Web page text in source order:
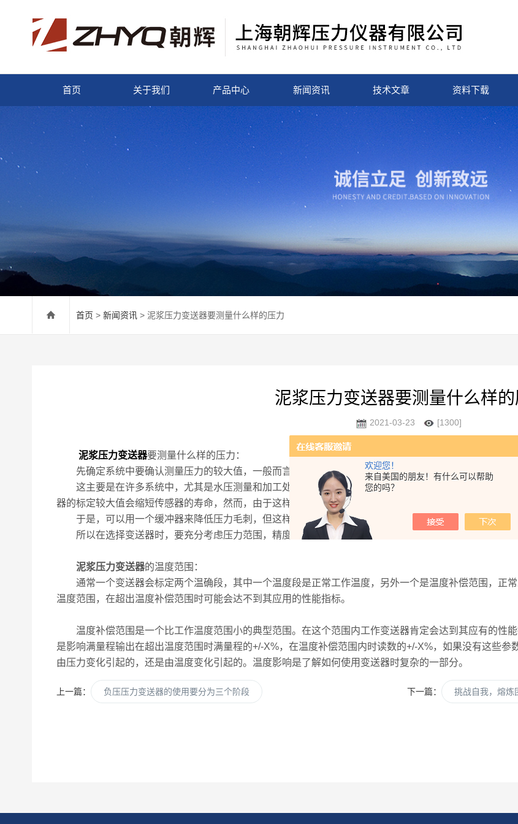
欢迎您！
来自美国的朋友！有什么可以帮助
您的吗？
首页 关于我们 产品中心 新闻资讯 技术文章 资料下载
首页 > 新闻资讯 > 泥浆压力变送器要测量什么样的压力
泥浆压力变送器要测量什么样的
2021-03-23 [1300]
泥浆压力变送器要测量什么样的压力：
先确定系统中要确认测量压力的较大值，一般而言，需要选择一个具有比较大值还要大1.5倍左右的压力
这主要是在许多系统中，尤其是水压测量和加工处理中，有峰值和持续不规则的上下波动，这种瞬间
器的标定较大值会缩短传感器的寿命，然而，由于这样做会精度下降。
于是，可以用一个缓冲器来降低压力毛刺，但这样会降低传感器的响应速度。
所以在选择变送器时，要充分考虑压力范围，精度与其稳定性。
泥浆压力变送器的温度范围：
通常一个变送器会标定两个温确段，其中一个温度段是正常工作温度，另外一个是温度补偿范围，正
温度范围，在超出温度补偿范围时可能会达不到其应用的性能指标。
温度补偿范围是一个比工作温度范围小的典型范围。在这个范围内工作变送器肯定会达到其应有的性
是影响满量程输出在超出温度范围时满量程的+/-X%，在温度补偿范围内时读数的+/-X%，如果没有这些
由压力变化引起的，还是由温度变化引起的。温度影响是了解如何使用变送器时复杂的一部分。
上一篇： 负压压力变送器的使用要分为三个阶段 下一篇： 挑战自我，熔炼